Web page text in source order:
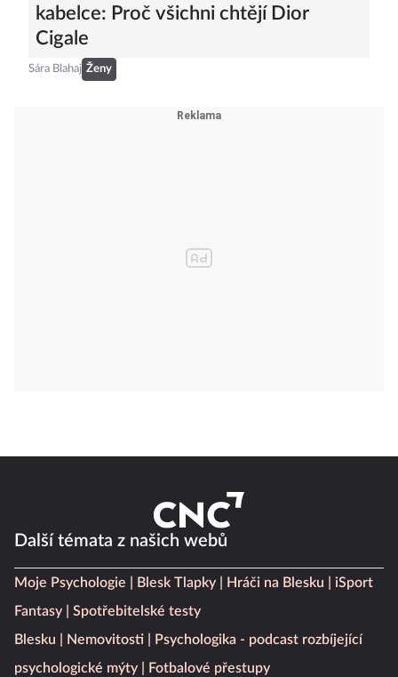
kabelce: Proč všichni chtějí Dior
Cigale
Sára Blahaj Ženy
Další témata z našich webů
Moje Psychologie Blesk Tlapky Hráči na Blesku
iSport
Fantasy
Spotřebitelské testy
Blesku
Nemovitosti
Psychologika - podcast rozbíjející
psychologické mýty
Fotbalové přestupy